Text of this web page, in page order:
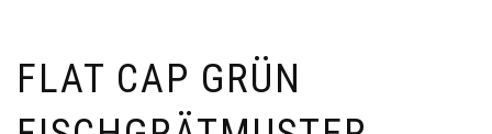
FLAT CAP GRÜN